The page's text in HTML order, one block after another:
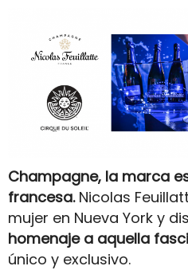
Champagne, la marca
francesa. Nicolas
mujer en Nueva York y
homenaje a aquella
único y exclusivo.